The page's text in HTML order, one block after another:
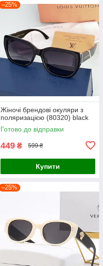
–25%
Жіночі брендові окуляри з
поляризацією (80320) black
Готово до відправки
449 ₴ 599 ₴
Купити
–25%